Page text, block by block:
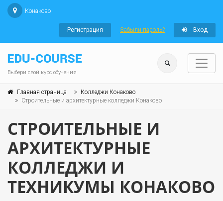
Конаково
Регистрация Забыли пароль? Вход
Выбери свой курс обучения
Главная страница
Колледжи Конаково
Строительные и архитектурные колледжи Конаково
СТРОИТЕЛЬНЫЕ И
АРХИТЕКТУРНЫЕ
КОЛЛЕДЖИ И
ТЕХНИКУМЫ КОНАКОВО